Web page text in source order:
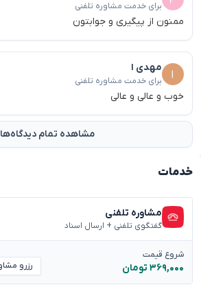
برای خدمت مشاوره تلفنی
ممنون از پیگیری و جوابتون
مهدی ا
برای خدمت مشاوره تلفنی
خوب و عالی و عالی
مشاهده تمام دیدگاه‌ها
خدمات
مشاوره تلفنی
گفتگوی تلفنی + ارسال اسناد
شروع قیمت
۳۶۹,۰۰۰ تومان رزرو مشاوره